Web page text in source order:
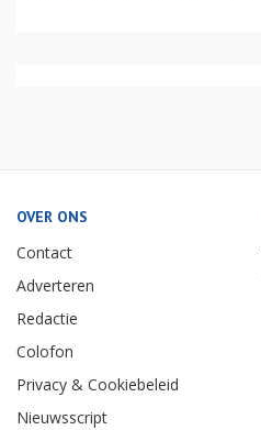
OVER ONS
Contact
Adverteren
Redactie
Colofon
Privacy & Cookiebeleid
Nieuwsscript